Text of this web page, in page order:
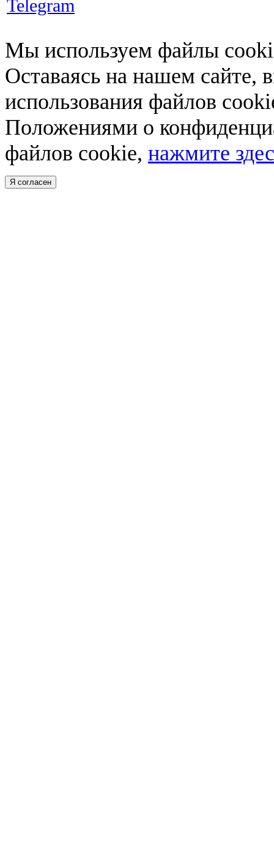
Telegram
Мы используем файлы
Оставаясь на нашем сайте,
использования файлов
Положениями о
файлов cookie, нажмите
Я согласен